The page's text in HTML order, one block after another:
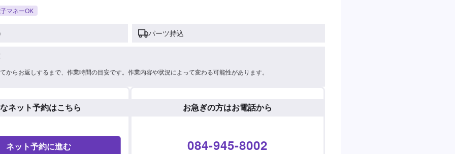
マネーOK
パーツ持込
からお返しするまで、作業時間の目安です。作業内容や状況によって変わる可能性があります。
ネット予約はこちら
ネット予約に進む
お急ぎの方はお電話から
084-945-8002